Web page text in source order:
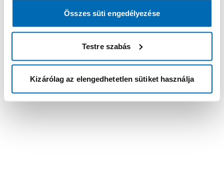
Összes süti engedélyezése
Testre szabás
Kizárólag az elengedhetetlen sütiket használja